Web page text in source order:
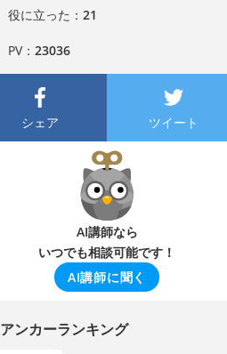
役に立った： 21
PV： 23036
シェア ツイート
AI講師なら
いつでも相談可能です！
AI講師に聞く
アンカーランキング